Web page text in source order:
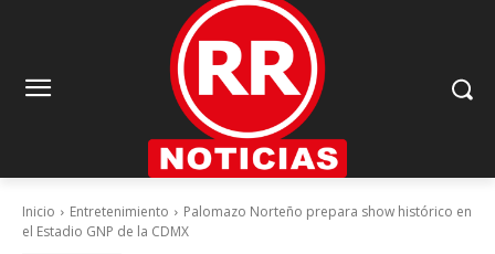
Inicio Entretenimiento
Palomazo Norteño prepara show histórico en
el Estadio GNP de la CDMX